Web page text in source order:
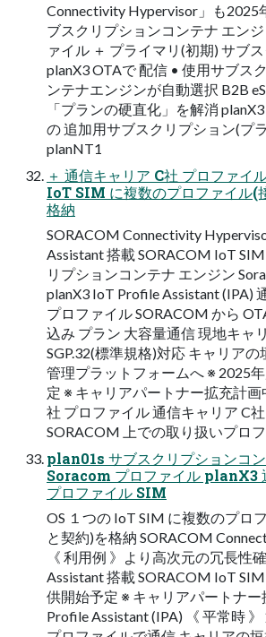
Connectivity Hypervisor」も2025
ブスクリプションコンテナ エンジ
ァイル ＋ プライマリ(初期) サブ
planX3 OTAで 配信 • 使用サブス
ンテナエンジンが自動選択 B2B
「プランの硬直化」を解消
の 追加用サブスクリプション(プ
planNT1
＋ 通信キャリア C社 プロファイ
IoT SIM に複数のプロファイル(
格納
SORACOM Connectivity
Assistant 搭載 SORACOM IoT
リプションコンテナ エンジン
planX3 IoT Profile Assistant (IPA)
プロファイル SORACOM から
込み プラン 大容量通信 現地キャ
SGP.32(標準規格)対応 キャリア
管理プラットフォームへ ※ 2025
定 ※ キャリアパートナー拡充計画
社 プロファイル 通信キャリア C
SORACOM 上での取り扱いプロ
plan01s サブスクリプションコ
Soracom プロファイル planX3
プロファイル SIM
OS １つの IoT SIM に複数のプロ
と契約)を格納 SORACOM
《 利用例 》より高次元の冗長性
Assistant 搭載 SORACOM IoT
供開始予定 ※ キャリアパートナ
Profile Assistant (IPA) 《 平常時